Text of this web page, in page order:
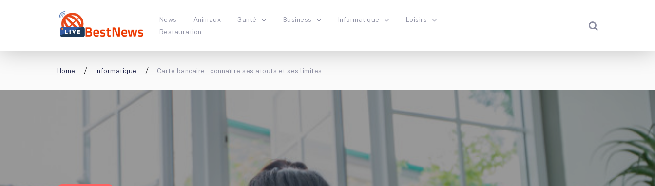
News Animaux Santé Business Informatique
Loisirs
Restauration
Home Informatique Carte bancaire : connaître ses atouts et ses limites